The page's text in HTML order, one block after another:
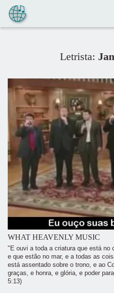
Pular para o conteúdo
Letrista:
WHAT HEAVENLY MUSIC
"E ouvi a toda a criatura que está no
e que estão no mar, e a todas as
está assentado sobre o trono, e ao
graças, e honra, e glória, e poder
5:13)